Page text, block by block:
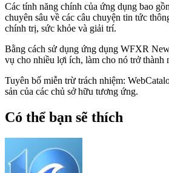
Các tính năng chính của ứng dụng bao
chuyên sâu về các câu chuyện tin tức
chính trị, sức khỏe và giải trí.
Bằng cách sử dụng ứng dụng WFXR
vụ cho nhiều lợi ích, làm cho nó trở
Tuyên bố miễn trừ trách nhiệm:
sản của các chủ sở hữu tương ứng.
Có thể bạn sẽ thích